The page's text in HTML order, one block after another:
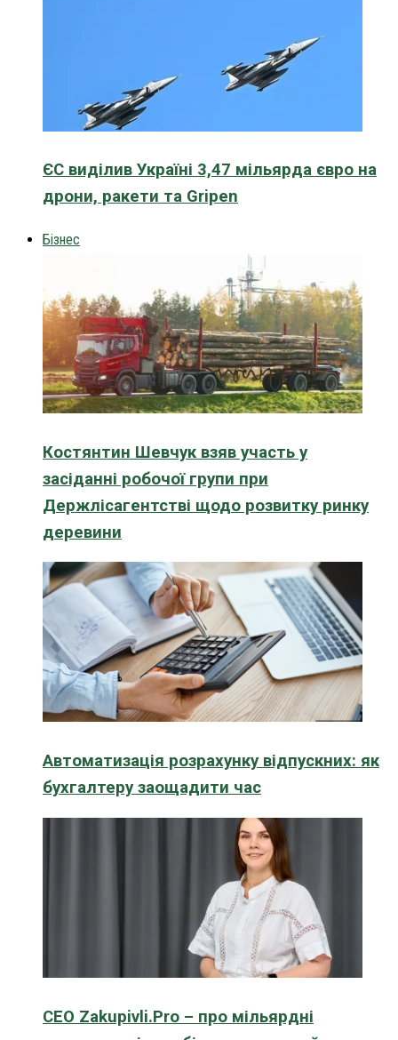
ЄС виділив Україні 3,47 мільярда євро на
дрони, ракети та Gripen
Бізнес
Костянтин Шевчук взяв участь у
засіданні робочої групи при
Держлісагентстві щодо розвитку ринку
деревини
Автоматизація розрахунку відпускних: як
бухгалтеру заощадити час
CEO Zakupivli.Pro – про мільярдні